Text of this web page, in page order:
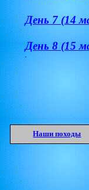
День 7 (14
День 8 (15
Наши походы